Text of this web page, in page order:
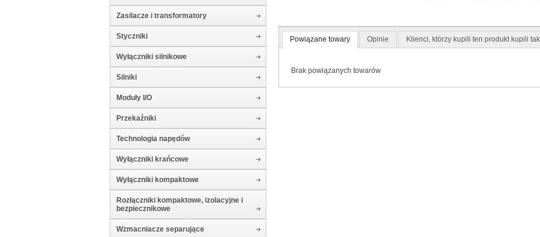
Zasilacze i transformatory
Styczniki
Wyłączniki silnikowe
Silniki
Moduły I/O
Przekaźniki
Technologia napędów
Wyłączniki krańcowe
Wyłączniki kompaktowe
Rozłączniki kompaktowe, izolacyjne i
bezpiecznikowe
Wzmacniacze separujące
Powiązane towary Opinie Klienci, którzy kupili ten produkt kupili
Brak powiązanych towarów